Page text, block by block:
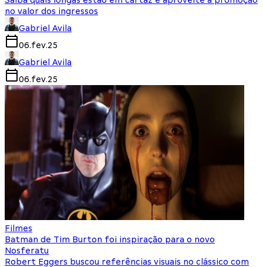
no valor dos ingressos
Gabriel Avila
06.fev.25
Gabriel Avila
06.fev.25
Filmes
Batman de Tim Burton foi inspiração para o novo
Nosferatu
Robert Eggers buscou referências visuais no clássico com